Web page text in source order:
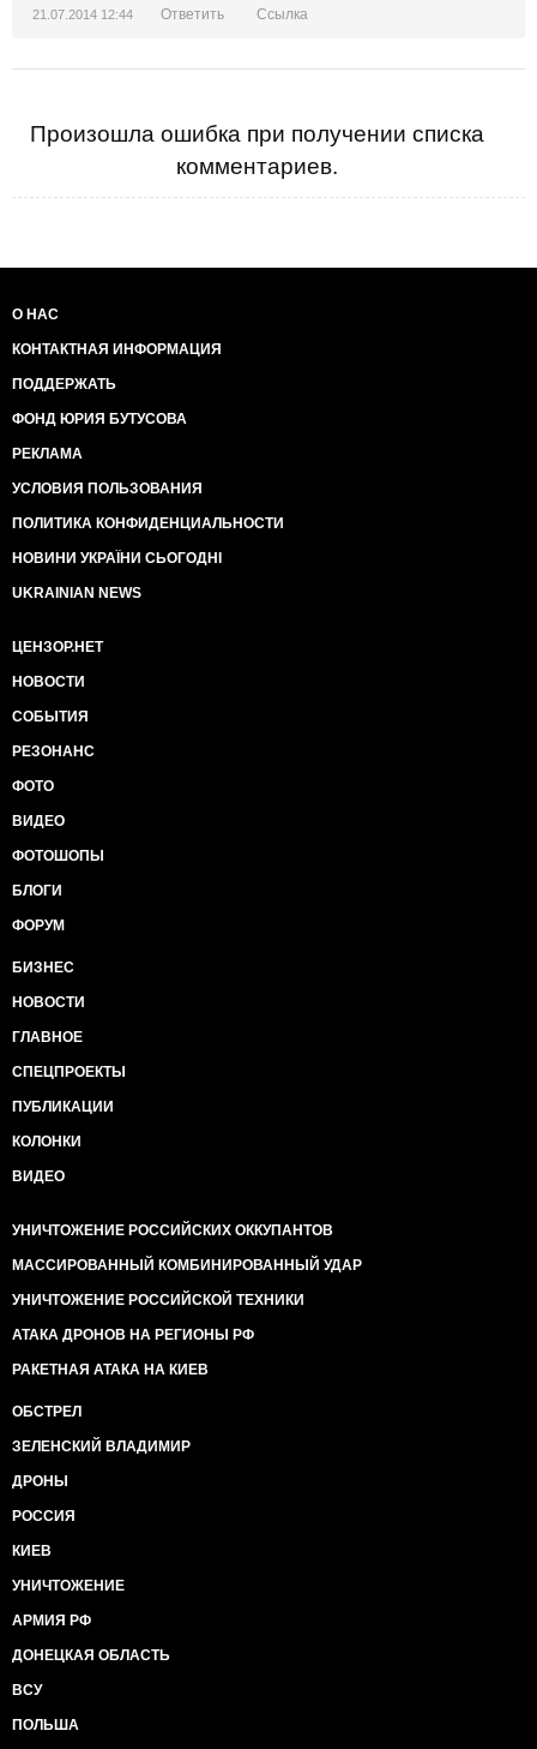
21.07.2014 12:44 Ответить Ссылка
Произошла ошибка при получении списка
комментариев.
О НАС
КОНТАКТНАЯ ИНФОРМАЦИЯ
ПОДДЕРЖАТЬ
ФОНД ЮРИЯ БУТУСОВА
РЕКЛАМА
УСЛОВИЯ ПОЛЬЗОВАНИЯ
ПОЛИТИКА КОНФИДЕНЦИАЛЬНОСТИ
НОВИНИ УКРАЇНИ СЬОГОДНІ
UKRAINIAN NEWS
ЦЕНЗОР.НЕТ
НОВОСТИ
СОБЫТИЯ
РЕЗОНАНС
ФОТО
ВИДЕО
ФОТОШОПЫ
БЛОГИ
ФОРУМ
БИЗНЕС
НОВОСТИ
ГЛАВНОЕ
СПЕЦПРОЕКТЫ
ПУБЛИКАЦИИ
КОЛОНКИ
ВИДЕО
УНИЧТОЖЕНИЕ РОССИЙСКИХ ОККУПАНТОВ
МАССИРОВАННЫЙ КОМБИНИРОВАННЫЙ УДАР
УНИЧТОЖЕНИЕ РОССИЙСКОЙ ТЕХНИКИ
АТАКА ДРОНОВ НА РЕГИОНЫ РФ
РАКЕТНАЯ АТАКА НА КИЕВ
ОБСТРЕЛ
ЗЕЛЕНСКИЙ ВЛАДИМИР
ДРОНЫ
РОССИЯ
КИЕВ
УНИЧТОЖЕНИЕ
АРМИЯ РФ
ДОНЕЦКАЯ ОБЛАСТЬ
ВСУ
ПОЛЬША